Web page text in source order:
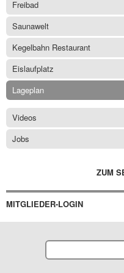
Freibad
Saunawelt
Kegelbahn Restaurant
Eislaufplatz
Lageplan
Videos
Jobs
ZUM
MITGLIEDER-LOGIN